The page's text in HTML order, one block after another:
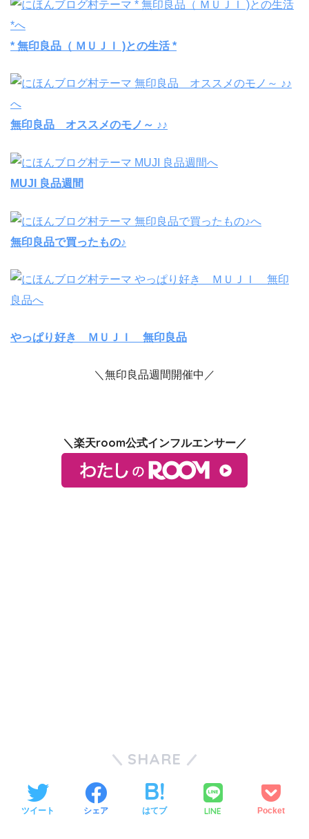
* 無印良品（ ＭＵＪＩ )との生活 *
無印良品 オススメのモノ～ ♪♪
MUJI 良品週間
無印良品で買ったもの♪
やっぱり好き ＭＵＪＩ 無印良品
＼無印良品週間開催中／
＼楽天room公式インフルエンサー／
SHARE
ツイート シェア はてブ LINE Pocket